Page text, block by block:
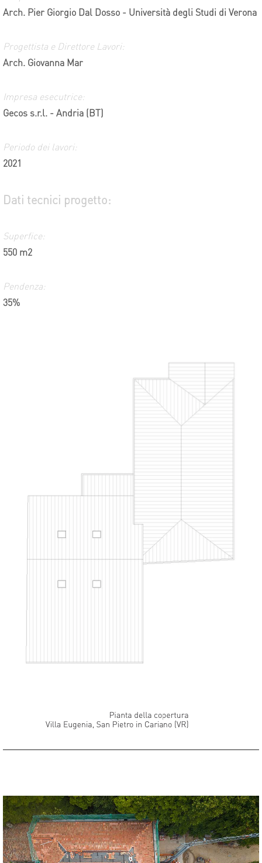
Arch. Pier Giorgio Dal Dosso - Università degli Studi di Verona
Progettista e Direttore Lavori:
Arch. Giovanna Mar
Impresa esecutrice:
Gecos s.r.l. - Andria (BT)
Periodo dei lavori:
2021
Dati tecnici progetto:
Superfice:
550 m2
Pendenza:
35%